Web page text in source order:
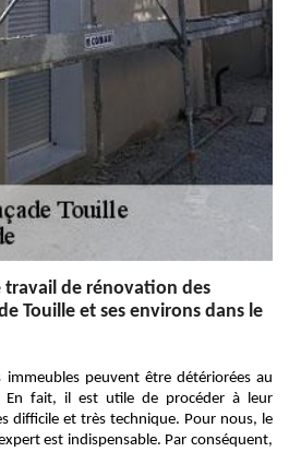
travail de rénovation des
Touille et ses environs dans le
immeubles peuvent être détériorées au
En fait, il est utile de procéder à leur
difficile et très technique. Pour nous, le
est indispensable. Par conséquent,